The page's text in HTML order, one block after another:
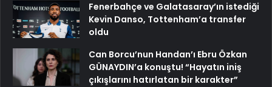
Fenerbahçe ve Galatasaray’ın istediği
Kevin Danso, Tottenham’a transfer
oldu
Can Borcu’nun Handan’ı Ebru Özkan
GÜNAYDIN’a konuştu! “Hayatın iniş
çıkışlarını hatırlatan bir karakter”